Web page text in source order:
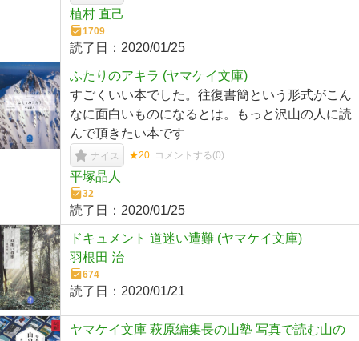
植村 直己
1709
読了日： 2020/01/25
ふたりのアキラ (ヤマケイ文庫)
すごくいい本でした。往復書簡という形式がこん
なに面白いものになるとは。もっと沢山の人に読
んで頂きたい本です
ナイス ★20 コメントする(0)
平塚晶人
32
読了日： 2020/01/25
ドキュメント 道迷い遭難 (ヤマケイ文庫)
羽根田 治
674
読了日： 2020/01/21
ヤマケイ文庫 萩原編集長の山塾 写真で読む山の